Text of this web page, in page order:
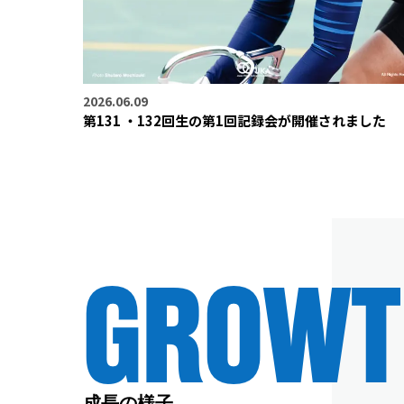
2026.06.09
第131 ・132回生の第1回記録会が開催されました